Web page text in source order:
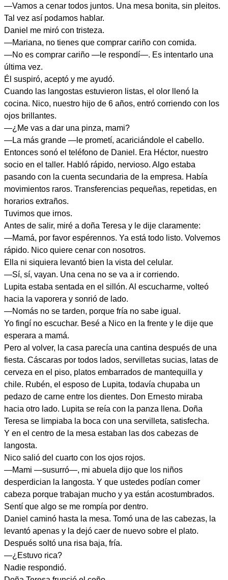
—Vamos a cenar todos juntos. Una mesa bonita, sin pleitos.
Tal vez así podamos hablar.
Daniel me miró con tristeza.
—Mariana, no tienes que comprar cariño con comida.
—No es comprar cariño —le respondí—. Es intentarlo una
última vez.
Él suspiró, aceptó y me ayudó.
Cuando las langostas estuvieron listas, el olor llenó la
cocina. Nico, nuestro hijo de 6 años, entró corriendo con los
ojos brillantes.
—¿Me vas a dar una pinza, mami?
—La más grande —le prometí, acariciándole el cabello.
Entonces sonó el teléfono de Daniel. Era Héctor, nuestro
socio en el taller. Habló rápido, nervioso. Algo estaba
pasando con la cuenta secundaria de la empresa. Había
movimientos raros. Transferencias pequeñas, repetidas, en
horarios extraños.
Tuvimos que irnos.
Antes de salir, miré a doña Teresa y le dije claramente:
—Mamá, por favor espérennos. Ya está todo listo. Volvemos
rápido. Nico quiere cenar con nosotros.
Ella ni siquiera levantó bien la vista del celular.
—Sí, sí, vayan. Una cena no se va a ir corriendo.
Lupita estaba sentada en el sillón. Al escucharme, volteó
hacia la vaporera y sonrió de lado.
—Nomás no se tarden, porque fría no sabe igual.
Yo fingí no escuchar. Besé a Nico en la frente y le dije que
esperara a mamá.
Pero al volver, la casa parecía una cantina después de una
fiesta. Cáscaras por todos lados, servilletas sucias, latas de
cerveza en el piso, platos embarrados de mantequilla y
chile. Rubén, el esposo de Lupita, todavía chupaba un
pedazo de carne entre los dientes. Don Ernesto miraba
hacia otro lado. Lupita se reía con la panza llena. Doña
Teresa se limpiaba la boca con una servilleta, satisfecha.
Y en el centro de la mesa estaban las dos cabezas de
langosta.
Nico salió del cuarto con los ojos rojos.
—Mami —susurró—, mi abuela dijo que los niños
desperdician la langosta. Y que ustedes podían comer
cabeza porque trabajan mucho y ya están acostumbrados.
Sentí que algo se me rompía por dentro.
Daniel caminó hasta la mesa. Tomó una de las cabezas, la
levantó apenas y la dejó caer de nuevo sobre el plato.
Después soltó una risa baja, fría.
—¿Estuvo rica?
Nadie respondió.